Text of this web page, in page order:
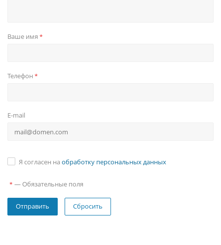
Ваше имя *
Телефон *
E-mail
Я согласен на обработку персональных данных
* — Обязательные поля
Сбросить